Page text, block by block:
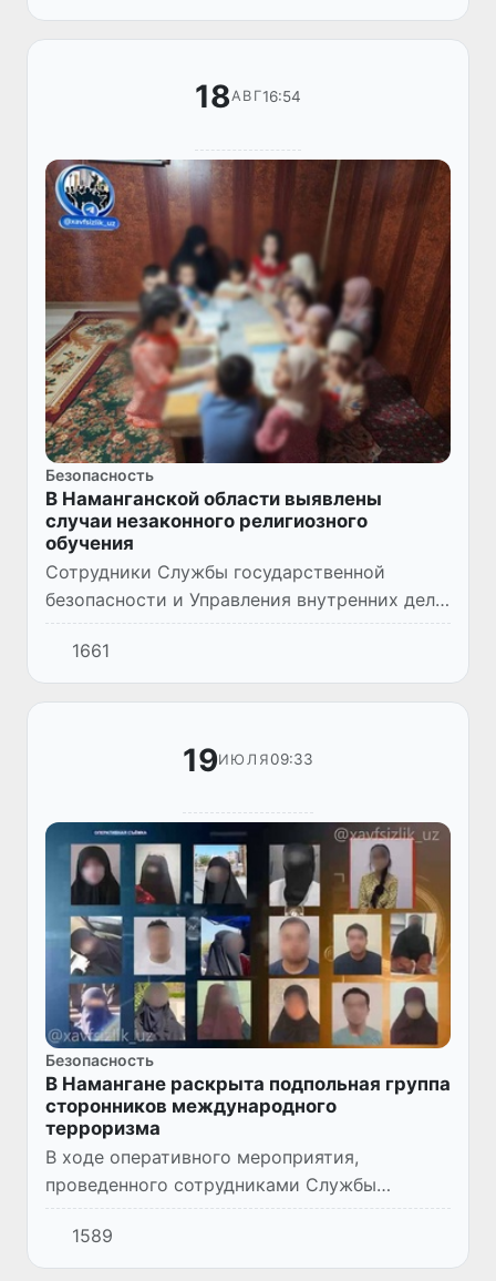
незаконного использования электроэнерги...
18АВГ16:54
Безопасность
В Наманганской области выявлены
случаи незаконного религиозного
обучения
Сотрудники Службы государственной
безопасности и Управления внутренних дел
Наманганской области в ходе оперативных
мероприятий пресекли деятельность
нескольких граждан, организовав...
1661
19ИЮЛЯ09:33
Безопасность
В Намангане раскрыта подпольная группа
сторонников международного
терроризма
В ходе оперативного мероприятия,
проведенного сотрудниками Службы
государственной безопасности совместно с
органами внутренних дел, в городе
Намангане была раскрыта подпольная ячей...
1589